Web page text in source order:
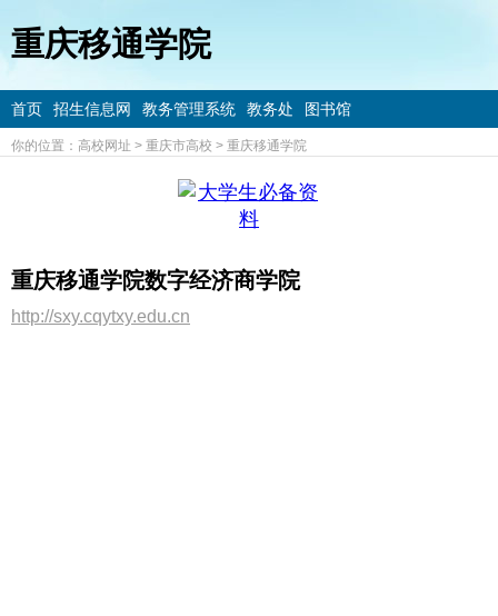
重庆移通学院
首页 招生信息网 教务管理系统 教务处 图书馆
你的位置： 高校网址 > 重庆市高校 > 重庆移通学院
重庆移通学院数字经济商学院
http://sxy.cqytxy.edu.cn